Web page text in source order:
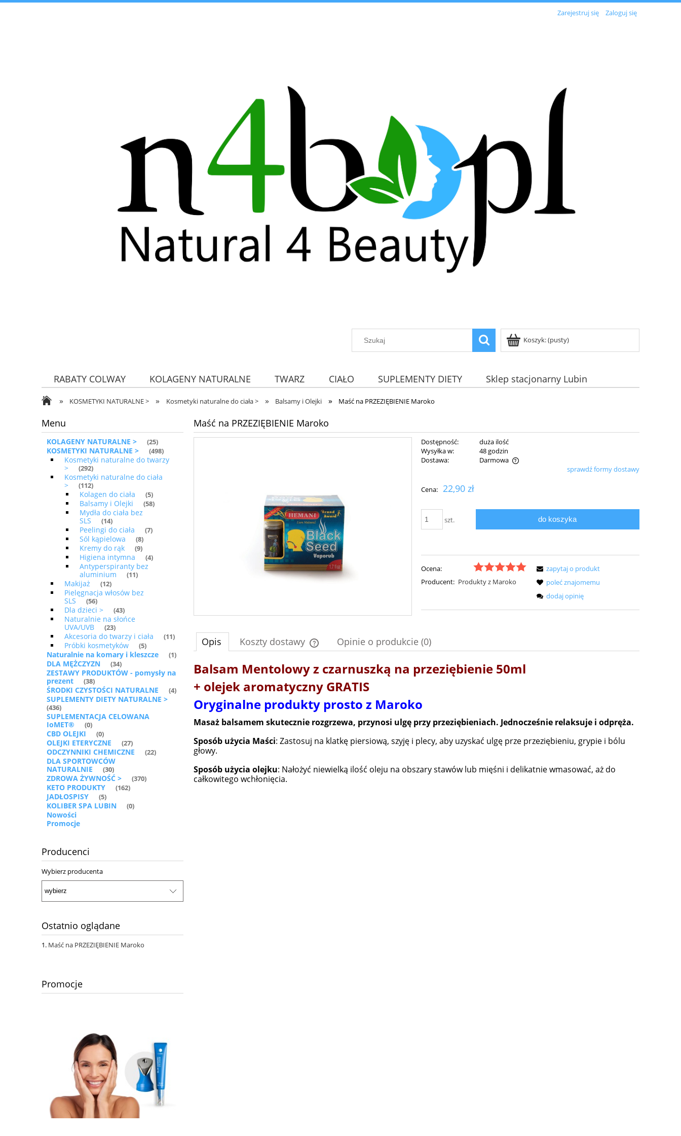
Zarejestruj się Zaloguj się
Koszyk:(pusty)
RABATY COLWAY KOLAGENY NATURALNE TWARZ CIAŁO SUPLEMENTY DIETY
Sklep stacjonarny Lubin
ZDROWA ŻYWNOŚĆ
» KOSMETYKI NATURALNE > » Kosmetyki naturalne do ciała > » Balsamy i Olejki » Maść na PRZEZIĘBIENIE Maroko
Menu
KOLAGENY NATURALNE > (25)
KOSMETYKI NATURALNE > (498)
Kosmetyki naturalne do twarzy
>
(292)
Kosmetyki naturalne do ciała
>
(112)
Kolagen do ciała (5)
Balsamy i Olejki (58)
Mydła do ciała bez
SLS
(14)
Peelingi do ciała (7)
Sól kąpielowa (8)
Kremy do rąk (9)
Higiena intymna (4)
Antyperspiranty bez
aluminium
(11)
Makijaż (12)
Pielęgnacja włosów bez
SLS
(56)
Dla dzieci > (43)
Naturalnie na słońce
UVA/UVB
(23)
Akcesoria do twarzy i ciała (11)
Próbki kosmetyków (5)
Naturalnie na komary i kleszcze (1)
DLA MĘŻCZYZN (34)
ZESTAWY PRODUKTÓW - pomysły na
prezent
(38)
ŚRODKI CZYSTOŚCI NATURALNE (4)
SUPLEMENTY DIETY NATURALNE >
(436)
SUPLEMENTACJA CELOWANA
IoMET®
(0)
CBD OLEJKI (0)
OLEJKI ETERYCZNE (27)
ODCZYNNIKI CHEMICZNE (22)
DLA SPORTOWCÓW
NATURALNIE
(30)
ZDROWA ŻYWNOŚĆ > (370)
KETO PRODUKTY (162)
JADŁOSPISY (5)
KOLIBER SPA LUBIN (0)
Nowości
Promocje
Producenci
Wybierz producenta
Ostatnio oglądane
Maść na PRZEZIĘBIENIE Maroko
Promocje
Maść na PRZEZIĘBIENIE Maroko
Dostępność:
duża ilość
Wysyłka w:
48 godzin
Dostawa:
Darmowa
sprawdź formy dostawy
Cena: 22,90 zł
szt. do koszyka
Ocena:
Producent: Produkty z Maroko
zapytaj o produkt
poleć znajomemu
dodaj opinię
Opis Koszty dostawy
Cena nie zawiera ewentualnych kosztów
Opinie o produkcie (0)
Balsam Mentolowy z czarnuszką na przeziębienie 50ml
+ olejek aromatyczny GRATIS
Oryginalne produkty prosto z Maroko
Masaż balsamem skutecznie rozgrzewa, przynosi ulgę przy przeziębieniach. Jednocześnie relaksuje i odpręża.
Sposób użycia Maści: Zastosuj na klatkę piersiową, szyję i plecy, aby uzyskać ulgę prze przeziębieniu, grypie i bólu
głowy.
Sposób użycia olejku: Nałożyć niewielką ilość oleju na obszary stawów lub mięśni i delikatnie wmasować, aż do
całkowitego wchłonięcia.